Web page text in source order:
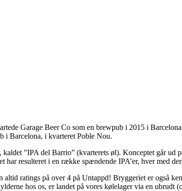
Garage Beer Co som en brewpub i 2015 i
i Barcelona, i kvarteret Poble Nou.
”IPA del Barrio” (kvarterets øl). Konceptet går ud
resulteret i en række spændende IPA’er, hver med
ratings på over 4 på Untappd! Bryggeriet er også
hos os, er landet på vores kølelager via en